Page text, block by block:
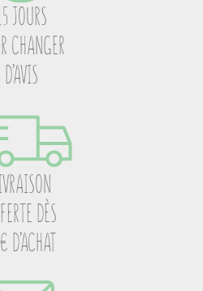
JOURS
CHANGER
D’AVIS
DÈS
D’ACHAT